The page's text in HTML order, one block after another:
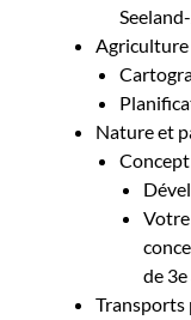
Agriculture
Nature et
de 3e
Transports